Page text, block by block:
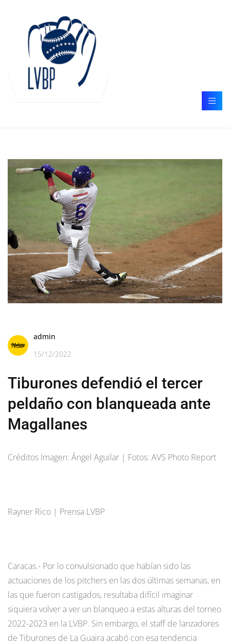
admin
15/12/2022
Tiburones defendió el tercer
peldaño con blanqueada ante
Magallanes
Créditos Imagen: Ángel Aguilar | Fotos: AVS Photo Report
Rayner Rico | Prensa LVBP
Caracas.- Por lo convulsionado que habían sido las
actuaciones de los pitchers en las dos últimas semanas, en
las que fueron castigados, resultaba difícil imaginar
siquiera volver a ver un blanqueo a estas alturas del torneo
2022-2023 en la LVBP. Sin embargo, el staff de lanzadores
de Tiburones de La Guaira acabó con esa tendencia